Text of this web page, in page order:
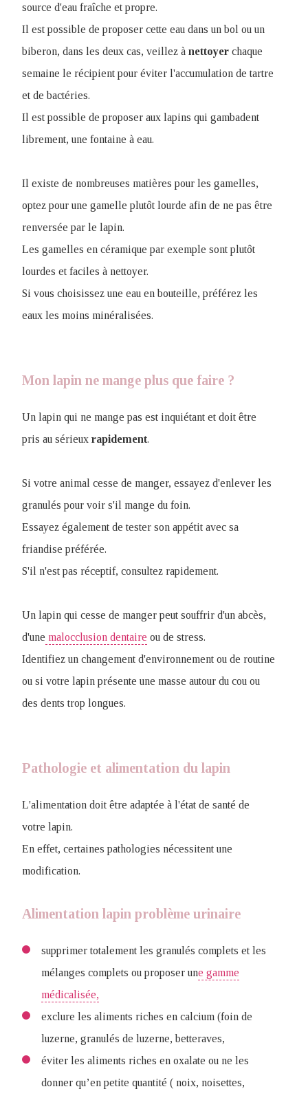
source d'eau fraîche et propre.
Il est possible de proposer cette eau dans un bol ou un
biberon, dans les deux cas, veillez à nettoyer chaque
semaine le récipient pour éviter l'accumulation de tartre
et de bactéries.
Il est possible de proposer aux lapins qui gambadent
librement, une fontaine à eau.
Il existe de nombreuses matières pour les gamelles,
optez pour une gamelle plutôt lourde afin de ne pas être
renversée par le lapin.
Les gamelles en céramique par exemple sont plutôt
lourdes et faciles à nettoyer.
Si vous choisissez une eau en bouteille, préférez les
eaux les moins minéralisées.
Mon lapin ne mange plus que faire ?
Un lapin qui ne mange pas est inquiétant et doit être
pris au sérieux rapidement.
Si votre animal cesse de manger, essayez d'enlever les
granulés pour voir s'il mange du foin.
Essayez également de tester son appétit avec sa
friandise préférée.
S'il n'est pas réceptif, consultez rapidement.
Un lapin qui cesse de manger peut souffrir d'un abcès,
d'une malocclusion dentaire ou de stress.
Identifiez un changement d'environnement ou de routine
ou si votre lapin présente une masse autour du cou ou
des dents trop longues.
Pathologie et alimentation du lapin
L'alimentation doit être adaptée à l'état de santé de
votre lapin.
En effet, certaines pathologies nécessitent une
modification.
Alimentation lapin problème urinaire
supprimer totalement les granulés complets et les
mélanges complets ou proposer une gamme
médicalisée,
exclure les aliments riches en calcium (foin de
luzerne, granulés de luzerne, betteraves,
éviter les aliments riches en oxalate ou ne les
donner qu’en petite quantité ( noix, noisettes,